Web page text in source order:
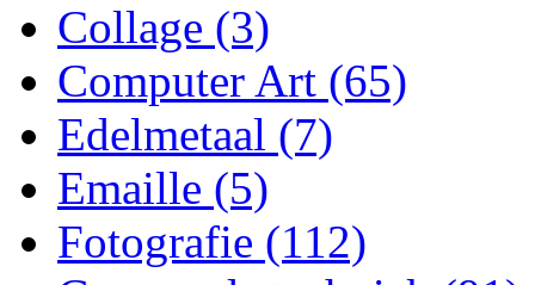
Collage (3)
Computer Art (65)
Edelmetaal (7)
Emaille (5)
Fotografie (112)